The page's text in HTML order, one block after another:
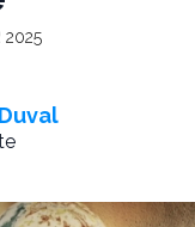
2025